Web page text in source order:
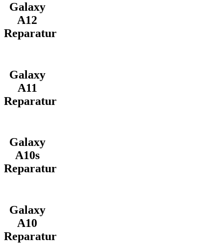
Galaxy
A12
Reparatur
Galaxy
A11
Reparatur
Galaxy
A10s
Reparatur
Galaxy
A10
Reparatur